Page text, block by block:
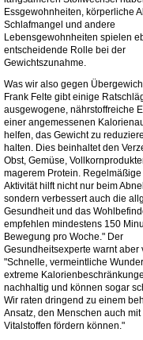
Essgewohnheiten, körperliche
Schlafmangel und andere
Lebensgewohnheiten spielen
entscheidende Rolle bei der
Gewichtszunahme.
Was wir also gegen
Frank Felte gibt einige
ausgewogene, nährstoffreiche
einer angemessenen
helfen, das Gewicht zu
halten. Dies beinhaltet den
Obst, Gemüse,
magerem Protein.
Aktivität hilft nicht nur beim
sondern verbessert auch die
Gesundheit und das
empfehlen mindestens 150
Bewegung pro Woche." Der
Gesundheitsexperte warnt aber
"Schnelle, vermeintliche
extreme
nachhaltig und können sogar
Wir raten dringend zu einem
Ansatz, den Menschen auch
Vitalstoffen fördern können."